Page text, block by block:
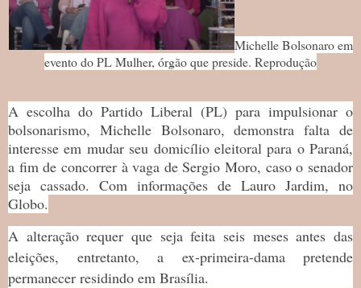
Michelle Bolsonaro em
evento do PL Mulher, órgão que preside. Reprodução
A escolha do Partido Liberal (PL) para impulsionar o
bolsonarismo, Michelle Bolsonaro, demonstra falta de
interesse em mudar seu domicílio eleitoral para o Paraná,
a fim de concorrer à vaga de Sergio Moro, caso o senador
seja cassado. Com informações de Lauro Jardim, no
Globo.
A alteração requer que seja feita seis meses antes das
eleições, entretanto, a ex-primeira-dama pretende
permanecer residindo em Brasília.